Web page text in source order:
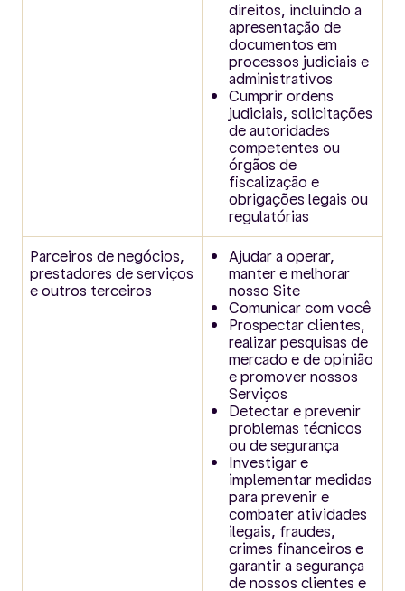
direitos, incluindo a
apresentação de
documentos em
processos judiciais e
administrativos
Cumprir ordens
judiciais, solicitações
de autoridades
competentes ou
órgãos de
fiscalização e
obrigações legais ou
regulatórias
Parceiros de negócios,
prestadores de serviços
e outros terceiros
Ajudar a operar,
manter e melhorar
nosso Site
Comunicar com você
Prospectar clientes,
realizar pesquisas de
mercado e de opinião
e promover nossos
Serviços
Detectar e prevenir
problemas técnicos
ou de segurança
Investigar e
implementar medidas
para prevenir e
combater atividades
ilegais, fraudes,
crimes financeiros e
garantir a segurança
de nossos clientes e